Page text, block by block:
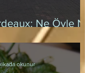
Ne Öyle Ne
okunur